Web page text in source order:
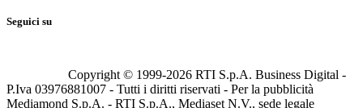
Seguici su
Copyright © 1999-2026 RTI S.p.A. Business Digital -
P.Iva 03976881007 - Tutti i diritti riservati - Per la pubblicità
Mediamond S.p.A. - RTI S.p.A., Mediaset N.V., sede legale